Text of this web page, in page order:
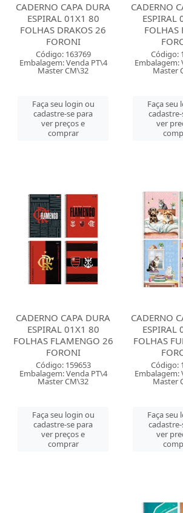
CADERNO CAPA DURA
ESPIRAL 01X1 80
FOLHAS DRAKOS 26
FORONI
Código: 163769
Embalagem: Venda PT\4
Master CM\32
Faça seu login ou
cadastre-se para
ver preços e
comprar
CADERNO
ESPIRAL
FOLHAS
Código:
Embalagem:
Master
Faça seu
ver
CADERNO CAPA DURA
ESPIRAL 01X1 80
FOLHAS FLAMENGO 26
FORONI
Código: 159653
Embalagem: Venda PT\4
Master CM\32
Faça seu login ou
cadastre-se para
ver preços e
comprar
CADERNO
ESPIRAL
FOLHAS
Código:
Embalagem:
Master
Faça seu
ver